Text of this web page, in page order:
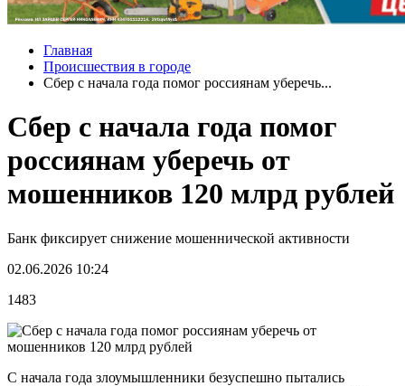
Главная
Происшествия в городе
Сбер с начала года помог россиянам уберечь...
Сбер с начала года помог
россиянам уберечь от
мошенников 120 млрд рублей
Банк фиксирует снижение мошеннической активности
02.06.2026 10:24
1483
С начала года злоумышленники безуспешно пытались